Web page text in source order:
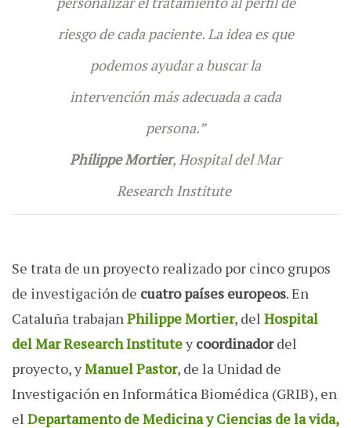
riesgo de cada paciente. La idea es que
podemos ayudar a buscar la
intervención más adecuada a cada
persona.”
Philippe Mortier, Hospital del Mar
Research Institute
Se trata de un proyecto realizado por cinco grupos
de investigación de cuatro países europeos. En
Cataluña trabajanPhilippe Mortier, del Hospital
del Mar Research Instituteycoordinadordel
proyecto, yManuel Pastor, de la Unidad de
Investigación en Informática Biomédica (GRIB), en
el Departamento de Medicina y Ciencias de la vida,